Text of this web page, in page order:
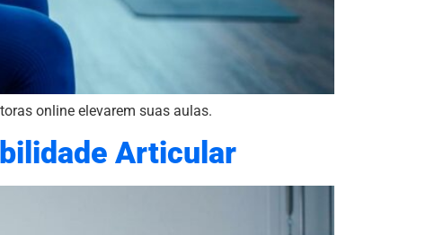
online elevarem suas aulas.
Articular